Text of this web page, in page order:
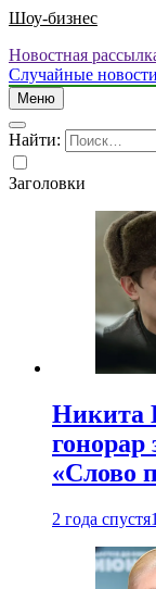
Шоу-бизнес
Новостная
Случайные новости
Меню
Найти:
Заголовки
Никита
гонорар
«Слово
2 года спустя